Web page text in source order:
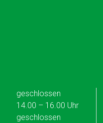
geschlossen
14.00 – 16.00 Uhr
geschlossen